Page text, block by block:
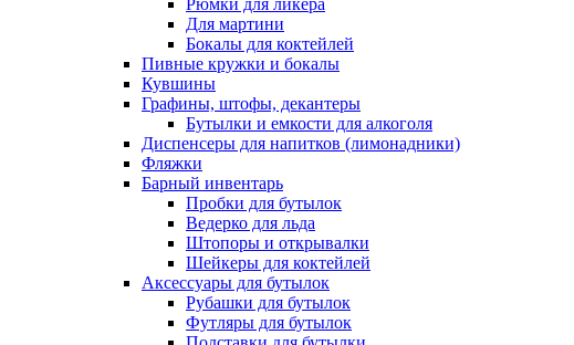
Рюмки для ликера
Для мартини
Бокалы для коктейлей
Пивные кружки и бокалы
Кувшины
Графины, штофы, декантеры
Бутылки и емкости для алкоголя
Диспенсеры для напитков (лимонадники)
Фляжки
Барный инвентарь
Пробки для бутылок
Ведерко для льда
Штопоры и открывалки
Шейкеры для коктейлей
Аксессуары для бутылок
Рубашки для бутылок
Футляры для бутылок